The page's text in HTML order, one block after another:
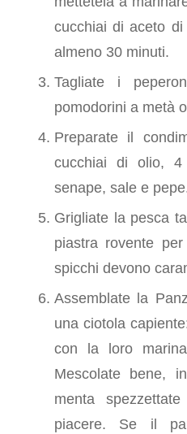
cucchiai di aceto
almeno 30 minuti.
Tagliate i
pomodorini a metà
Preparate il
cucchiai di olio,
senape, sale e
Grigliate la pesca
piastra rovente
spicchi devono
Assemblate la
una ciotola
con la loro
Mescolate bene,
menta
piacere. Se il